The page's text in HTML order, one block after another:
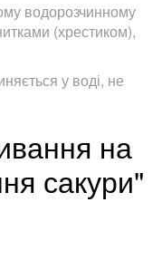
водорозчинному
(хрестиком),
у воді, не
на
сакури"